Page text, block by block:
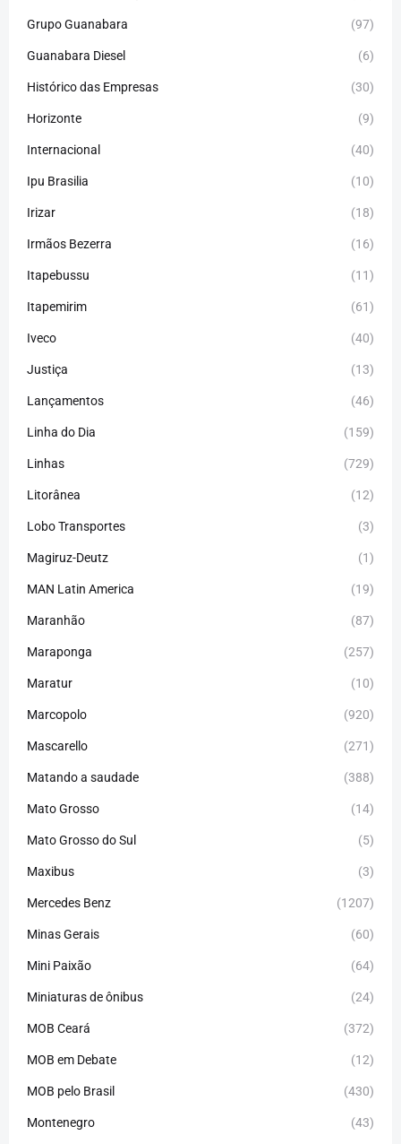
Grupo Guanabara (97)
Guanabara Diesel (6)
Histórico das Empresas (30)
Horizonte (9)
Internacional (40)
Ipu Brasilia (10)
Irizar (18)
Irmãos Bezerra (16)
Itapebussu (11)
Itapemirim (61)
Iveco (40)
Justiça (13)
Lançamentos (46)
Linha do Dia (159)
Linhas (729)
Litorânea (12)
Lobo Transportes (3)
Magiruz-Deutz (1)
MAN Latin America (19)
Maranhão (87)
Maraponga (257)
Maratur (10)
Marcopolo (920)
Mascarello (271)
Matando a saudade (388)
Mato Grosso (14)
Mato Grosso do Sul (5)
Maxibus (3)
Mercedes Benz (1207)
Minas Gerais (60)
Mini Paixão (64)
Miniaturas de ônibus (24)
MOB Ceará (372)
MOB em Debate (12)
MOB pelo Brasil (430)
Montenegro (43)